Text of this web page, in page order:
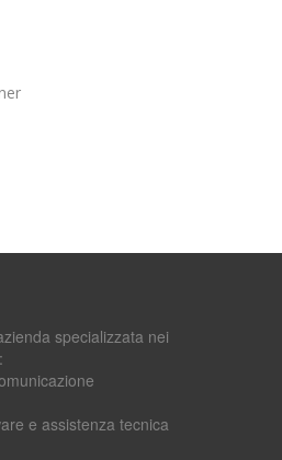
specializzata nei
e assistenza tecnica